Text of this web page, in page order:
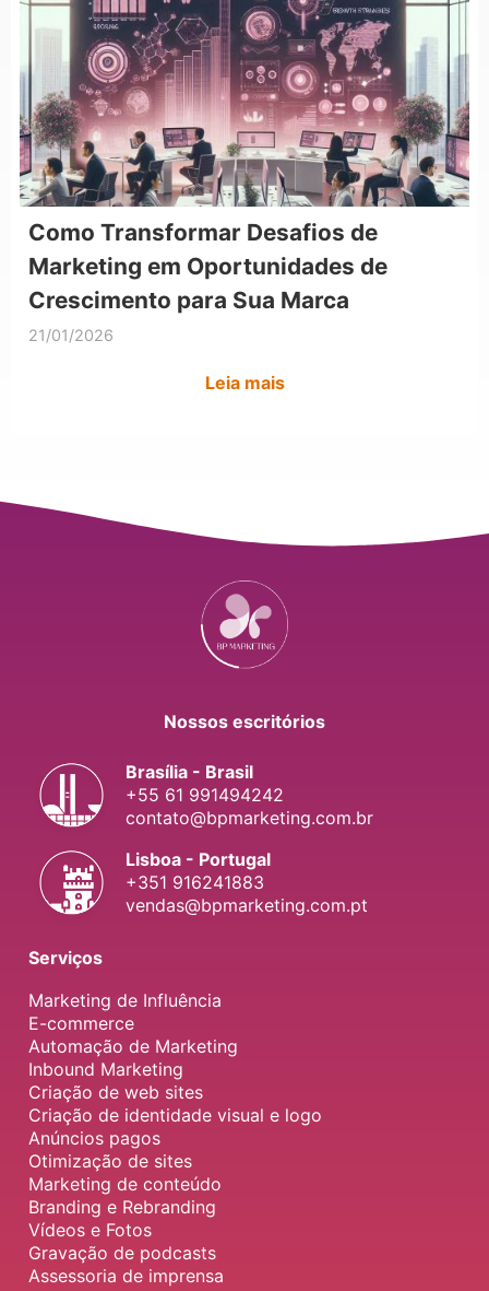
Como Transformar Desafios de
Marketing em Oportunidades de
Crescimento para Sua Marca
21/01/2026
Leia mais
Nossos escritórios
Brasília - Brasil
+55 61 991494242
contato@bpmarketing.com.br
Lisboa - Portugal
+351 916241883
vendas@bpmarketing.com.pt
Serviços
Marketing de Influência
E-commerce
Automação de Marketing
Inbound Marketing
Criação de web sites
Criação de identidade visual e logo
Anúncios pagos
Otimização de sites
Marketing de conteúdo
Branding e Rebranding
Vídeos e Fotos
Gravação de podcasts
Assessoria de imprensa